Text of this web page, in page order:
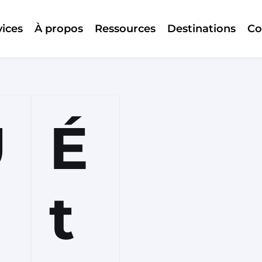
À propos Ressources Destinations
É
t